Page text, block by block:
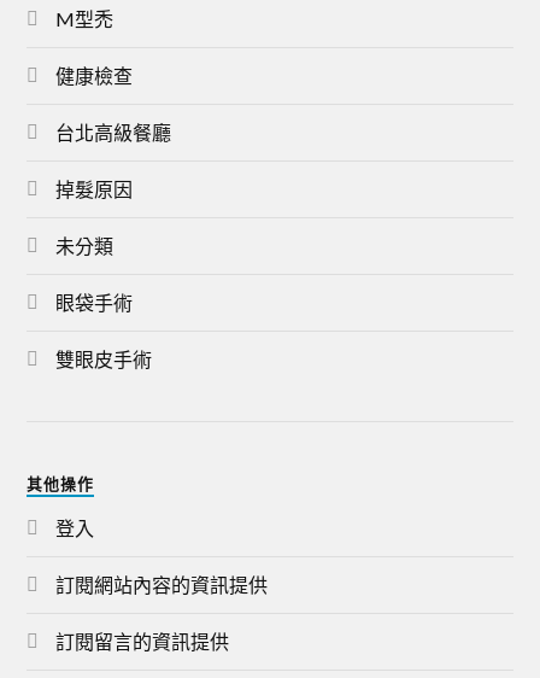
M型禿
健康檢查
台北高級餐廳
掉髮原因
未分類
眼袋手術
雙眼皮手術
其他操作
登入
訂閱網站內容的資訊提供
訂閱留言的資訊提供